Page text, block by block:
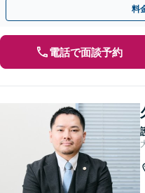
料
電話で面談予約